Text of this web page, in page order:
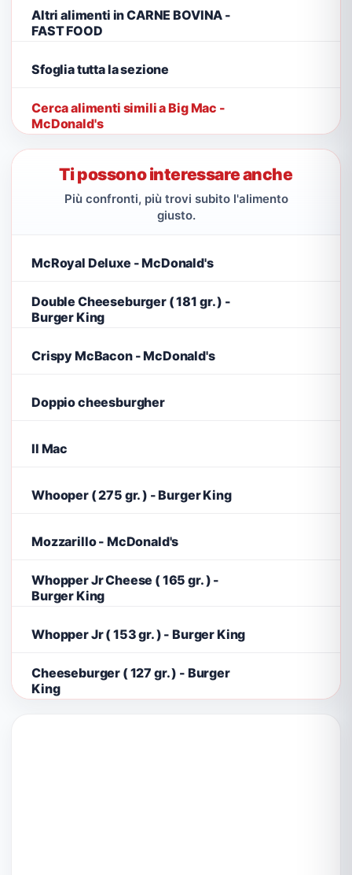
Altri alimenti in CARNE BOVINA -
FAST FOOD
Sfoglia tutta la sezione
Cerca alimenti simili a Big Mac -
McDonald's
Ti possono interessare anche
Più confronti, più trovi subito l'alimento
giusto.
McRoyal Deluxe - McDonald's
Double Cheeseburger ( 181 gr. ) -
Burger King
Crispy McBacon - McDonald's
Doppio cheesburgher
Il Mac
Whooper ( 275 gr. ) - Burger King
Mozzarillo - McDonald's
Whopper Jr Cheese ( 165 gr. ) -
Burger King
Whopper Jr ( 153 gr. ) - Burger King
Cheeseburger ( 127 gr. ) - Burger
King